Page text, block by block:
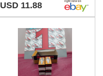
USD 11.88